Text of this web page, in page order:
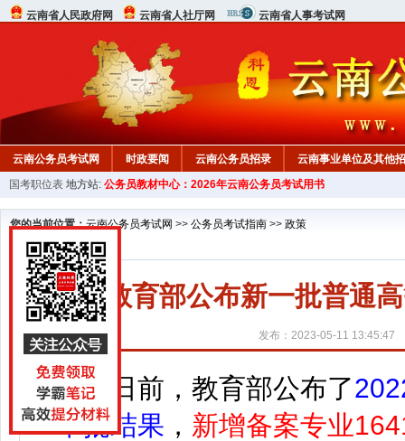
云南省人民政府网 云南省人社厅网 云南省人事考试网
云南公务员考试网 时政要闻 云南公务员招录
云南事业单位及其他
国考职位表 地方站: 公务员教材中心：2026年云南公务员考试用书
您的当前位置：云南公务员考试网 >> 公务员考试指南 >> 政策
教育部公布新一批普通
发布：2023-05-11 13:45:47
日前，教育部公布了
审批结果 ， 新增备案专业